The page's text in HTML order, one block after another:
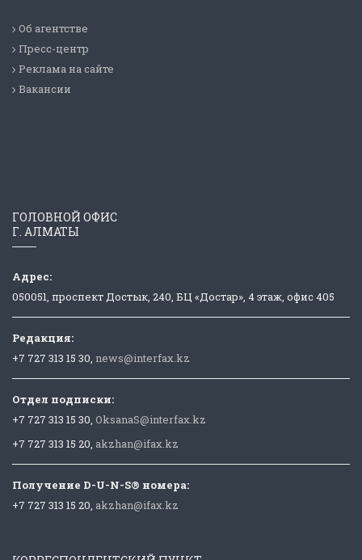
Об агентстве
Пресс-центр
Реклама на сайте
Вакансии
ГОЛОВНОЙ ОФИС
Г. АЛМАТЫ
Адрес:
050051, проспект Достык, 240, БЦ «Достар», 4 этаж, офис 405
Редакция:
+7 727 313 15 30, news@interfax.kz
Отдел подписки:
+7 727 313 15 30, OksanaS@interfax.kz
+7 727 313 15 20, akzhan@ifax.kz
Получение D-U-N-S® номера:
+7 727 313 15 20, akzhan@ifax.kz